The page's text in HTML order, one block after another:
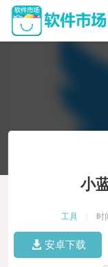
小
工具 时
安卓下载